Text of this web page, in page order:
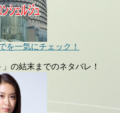
を一気にチェック！
の結末までのネタバレ！